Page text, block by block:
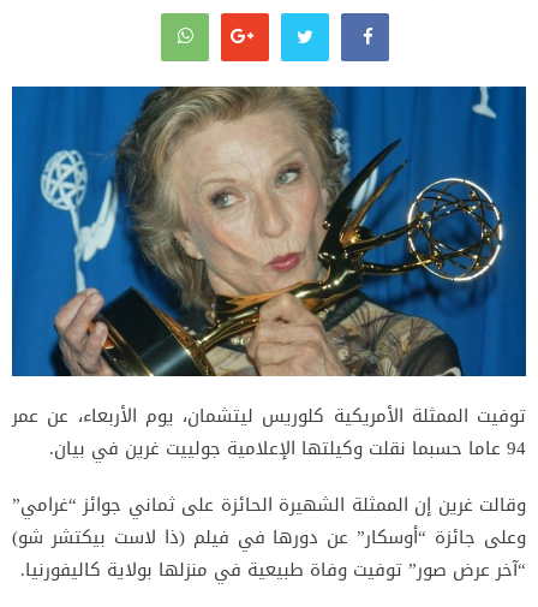
توفيت الممثلة الأمريكية كلوريس ليتشمان، يوم الأربعاء، عن عمر
94 عاما حسبما نقلت وكيلتها الإعلامية جولييت غرين في بيان.
وقالت غرين إن الممثلة الشهيرة الحائزة على ثماني جوائز “غرامي”
وعلى جائزة “أوسكار” عن دورها في فيلم (ذا لاست بيكتشر شو)
“آخر عرض صور” توفيت وفاة طبيعية في منزلها بولاية كاليفورنيا.